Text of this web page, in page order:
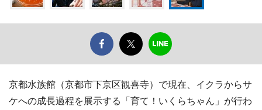
京都水族館（京都市下京区観喜寺）で現在、イクラからサ
ケへの成長過程を展示する「育て！いくらちゃん」が行わ